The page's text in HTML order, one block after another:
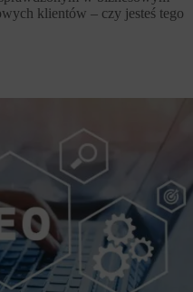
klientów – czy jesteś tego